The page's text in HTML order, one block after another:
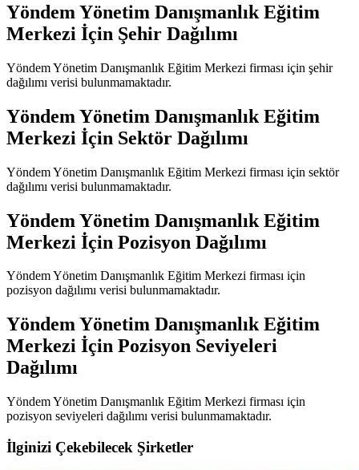
Yöndem Yönetim Danışmanlık Eğitim
Merkezi İçin Şehir Dağılımı
Yöndem Yönetim Danışmanlık Eğitim Merkezi firması için şehir
dağılımı verisi bulunmamaktadır.
Yöndem Yönetim Danışmanlık Eğitim
Merkezi İçin Sektör Dağılımı
Yöndem Yönetim Danışmanlık Eğitim Merkezi firması için sektör
dağılımı verisi bulunmamaktadır.
Yöndem Yönetim Danışmanlık Eğitim
Merkezi İçin Pozisyon Dağılımı
Yöndem Yönetim Danışmanlık Eğitim Merkezi firması için
pozisyon dağılımı verisi bulunmamaktadır.
Yöndem Yönetim Danışmanlık Eğitim
Merkezi İçin Pozisyon Seviyeleri
Dağılımı
Yöndem Yönetim Danışmanlık Eğitim Merkezi firması için
pozisyon seviyeleri dağılımı verisi bulunmamaktadır.
İlginizi Çekebilecek Şirketler